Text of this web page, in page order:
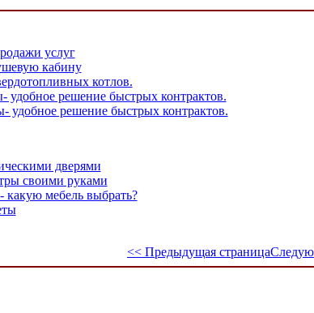
услуг
кабину
котлов.
удобное решение быстрых контрактов.
удобное решение быстрых контрактов.
дверями
своими руками
мебель выбрать?
<< Предыдущая страница